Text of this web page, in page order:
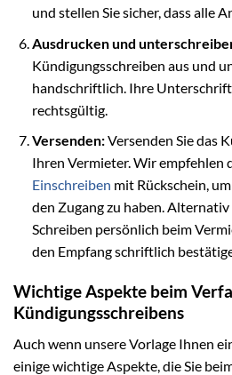
und stellen Sie sicher, dass alle
Ausdrucken und
Kündigungsschreiben aus und
handschriftlich. Ihre Unterschrift
rechtsgültig.
Versenden:Versenden Sie das
Ihren Vermieter. Wir empfehlen
Einschreiben mit Rückschein,
den Zugang zu haben. Alternativ
Schreiben persönlich beim
den Empfang schriftlich
Wichtige Aspekte beim
Kündigungsschreibens
Auch wenn unsere Vorlage Ihnen
einige wichtige Aspekte, die Sie